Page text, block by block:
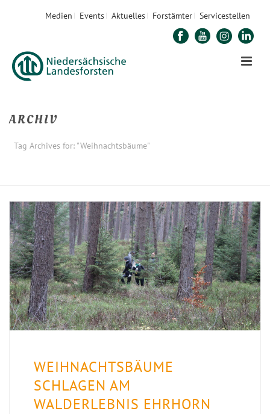
Medien Events Aktuelles Forstämter Servicestellen
ARCHIV
Tag Archives for: "Weihnachtsbäume"
WEIHNACHTSBÄUME
SCHLAGEN AM
WALDERLEBNIS EHRHORN